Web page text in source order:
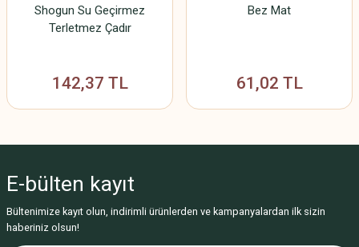
Shogun Su Geçirmez
Terletmez Çadır
142,37 TL
Bez Mat
61,02 TL
E-bülten kayıt
Bültenimize kayıt olun, indirimli ürünlerden ve kampanyalardan ilk sizin
haberiniz olsun!